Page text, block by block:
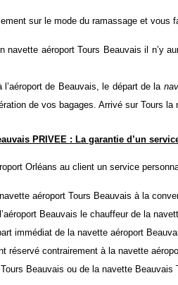
sur le mode du ramassage et vous
navette aéroport Tours Beauvais il n’y
l’aéroport de Beauvais, le départ de la
de vos bagages. Arrivé sur Tours
PRIVEE : La garantie d’un
Orléans au client un service
aéroport Tours Beauvais à la
Beauvais le chauffeur de la
immédiat de la navette aéroport
réservé contrairement à la navette
Beauvais ou de la navette